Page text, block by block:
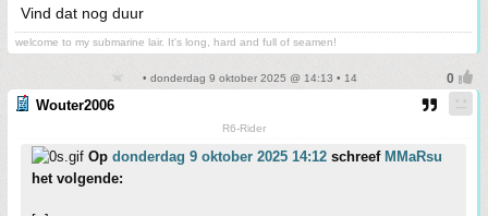
Vind dat nog duur
welcome to my submarine lair. It's long, hard and full of seamen!
• donderdag 9 oktober 2025 @ 14:13 • 14
Wouter2006
R6-Rider
Op donderdag 9 oktober 2025 14:12 schreef MMaRsu
het volgende: